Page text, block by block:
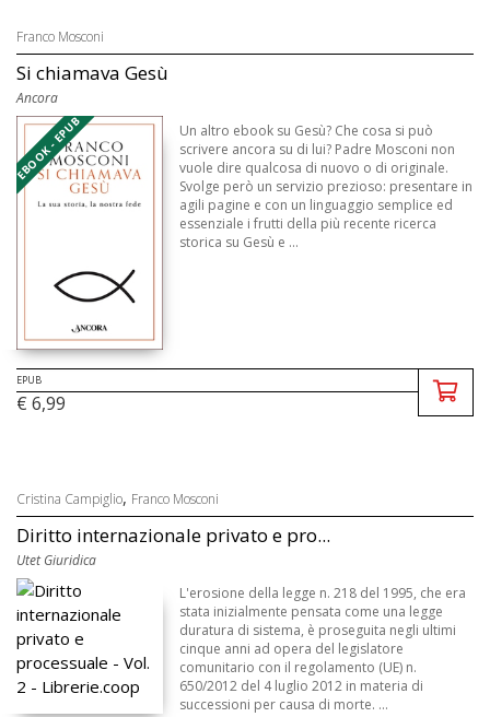
Franco Mosconi
Si chiamava Gesù
Ancora
EBOOK - EPUB
Un altro ebook su Gesù? Che cosa si può
scrivere ancora su di lui? Padre Mosconi non
vuole dire qualcosa di nuovo o di originale.
Svolge però un servizio prezioso: presentare in
agili pagine e con un linguaggio semplice ed
essenziale i frutti della più recente ricerca
storica su Gesù e ...
EPUB
€ 6,99
Cristina Campiglio, Franco Mosconi
Diritto internazionale privato e pro...
Utet Giuridica
L'erosione della legge n. 218 del 1995, che era
stata inizialmente pensata come una legge
duratura di sistema, è proseguita negli ultimi
cinque anni ad opera del legislatore
comunitario con il regolamento (UE) n.
650/2012 del 4 luglio 2012 in materia di
successioni per causa di morte. ...